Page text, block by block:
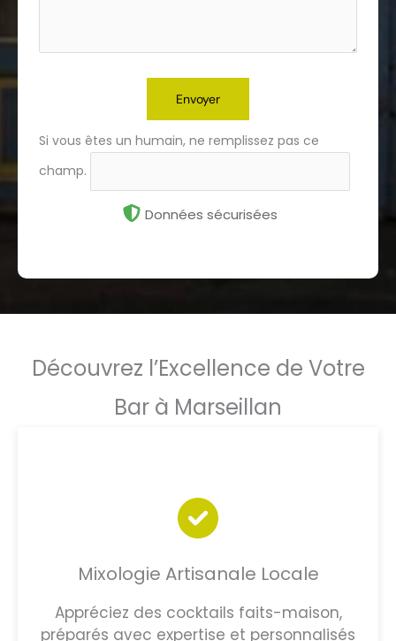
Envoyer
Si vous êtes un humain, ne remplissez pas ce
champ.
Données sécurisées
Découvrez l’Excellence de Votre
Bar à Marseillan
Mixologie Artisanale Locale
Appréciez des cocktails faits-maison,
préparés avec expertise et personnalisés